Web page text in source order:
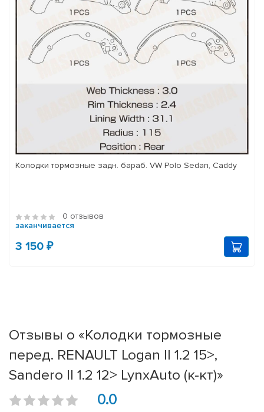
Колодки тормозные задн. бараб. VW Polo Sedan, Caddy
0 отзывов
заканчивается
3 150 ₽
Отзывы о «Колодки тормозные
перед. RENAULT Logan II 1.2 15>,
Sandero II 1.2 12> LynxAuto (к-кт)»
0.0